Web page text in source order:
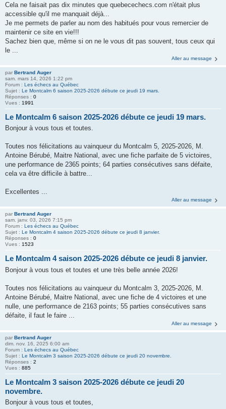
Cela ne faisait pas dix minutes que quebecechecs.com n'était plus
accessible qu'il me manquait déjà...
Je me permets de parler au nom des habitués pour vous remercier de
maintenir ce site en vie!!!
Sachez bien que, même si on ne le vous dit pas souvent, tous ceux qui
le ...
Aller au message
par Bertrand Auger
sam. mars 14, 2026 1:22 pm
Forum : Les échecs au Québec
Sujet : Le Montcalm 6 saison 2025-2026 débute ce jeudi 19 mars.
Réponses : 0
Vues : 1991
Le Montcalm 6 saison 2025-2026 débute ce jeudi 19 mars.
Bonjour à vous tous et toutes.
Toutes nos félicitations au vainqueur du Montcalm 5, 2025-2026, M.
Antoine Bérubé, Maitre National, avec une fiche parfaite de 5 victoires,
une performance de 2365 points; 64 parties consécutives sans défaite,
cela va être difficile à battre...
Excellentes ...
Aller au message
par Bertrand Auger
sam. janv. 03, 2026 7:15 pm
Forum : Les échecs au Québec
Sujet : Le Montcalm 4 saison 2025-2026 débute ce jeudi 8 janvier.
Réponses : 0
Vues : 1523
Le Montcalm 4 saison 2025-2026 débute ce jeudi 8 janvier.
Bonjour à vous tous et toutes et une très belle année 2026!
Toutes nos félicitations au vainqueur du Montcalm 3, 2025-2026, M.
Antoine Bérubé, Maitre National, avec une fiche de 4 victoires et une
nulle, une performance de 2163 points; 55 parties consécutives sans
défaite, il faut le faire ...
Aller au message
par Bertrand Auger
dim. nov. 16, 2025 6:00 am
Forum : Les échecs au Québec
Sujet : Le Montcalm 3 saison 2025-2026 débute ce jeudi 20 novembre.
Réponses : 2
Vues : 885
Le Montcalm 3 saison 2025-2026 débute ce jeudi 20
novembre.
Bonjour à vous tous et toutes,